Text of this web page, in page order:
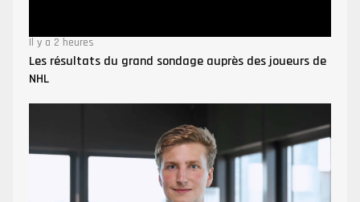
Il y a 2 heures
Les résultats du grand sondage auprès des joueurs de
NHL